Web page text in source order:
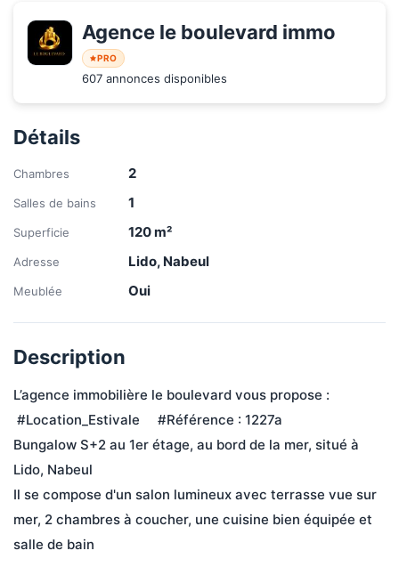
Agence le boulevard immo
PRO
607 annonces disponibles
Détails
Chambres 2
Salles de bains 1
Superficie 120m²
Adresse Lido, Nabeul
Meublée Oui
Description
L’agence immobilière le boulevard vous propose :
#Location_Estivale     #Référence : 1227a
Bungalow S+2 au 1er étage, au bord de la mer, situé à
Lido, Nabeul
Il se compose d'un salon lumineux avec terrasse vue sur
mer, 2 chambres à coucher, une cuisine bien équipée et
salle de bain